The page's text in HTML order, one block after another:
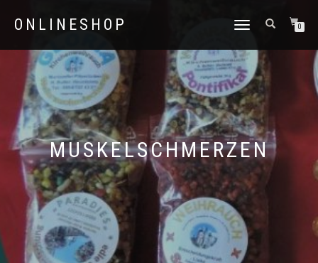
ONLINESHOP
NAVIGATION
0
MUSKELSCHMERZEN